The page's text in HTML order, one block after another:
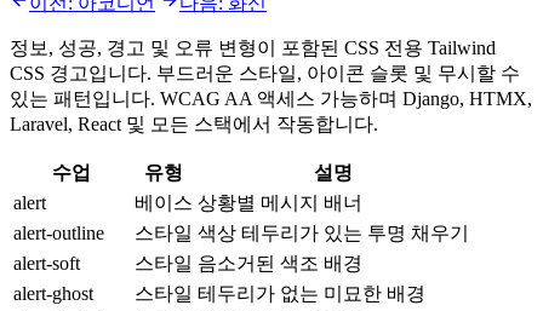
정보, 성공, 경고 및 오류 변형이 포함된 CSS 전용 Tailwind
CSS 경고입니다. 부드러운 스타일, 아이콘 슬롯 및 무시할 수
있는 패턴입니다. WCAG AA 액세스 가능하며 Django, HTMX,
Laravel, React 및 모든 스택에서 작동합니다.
수업 유형
설명
alert
베이스 상황별 메시지 배너
alert-outline
스타일 색상 테두리가 있는 투명 채우기
alert-soft
스타일 음소거된 색조 배경
alert-ghost
스타일 테두리가 없는 미묘한 배경